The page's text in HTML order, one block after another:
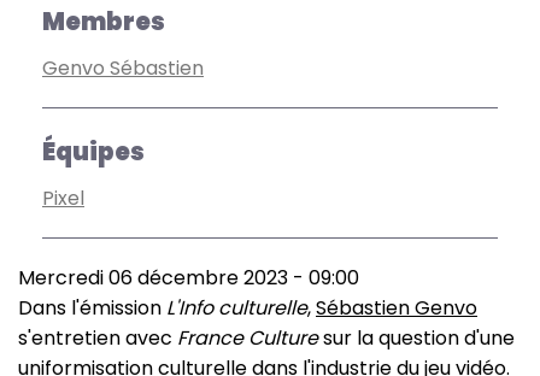
Membres
Genvo Sébastien
Équipes
Pixel
Mercredi 06 décembre 2023 - 09:00
Dans l'émission L'Info culturelle,Sébastien Genvo
s'entretien avec France Culturesur la question d'une
uniformisation culturelle dans l'industrie du jeu vidéo.